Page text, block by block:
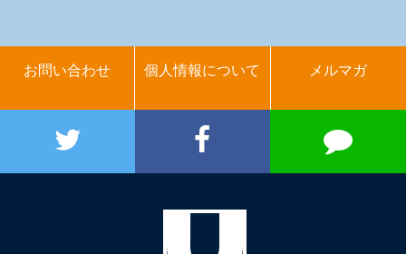
お問い合わせ 個人情報について メルマガ